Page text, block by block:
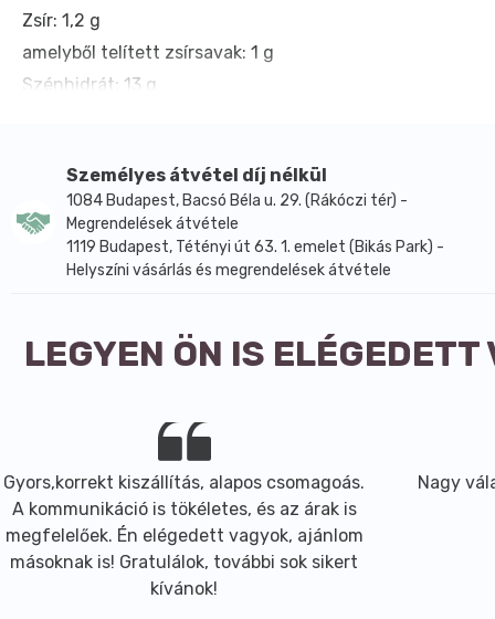
Zsír: 1,2 g
amelyből telített zsírsavak: 1 g
Szénhidrát: 13 g
Só: 0,10 g
Személyes átvétel díj nélkül
1084 Budapest, Bacsó Béla u. 29. (Rákóczi tér) -
Megrendelések átvétele
1119 Budapest, Tétényi út 63. 1. emelet (Bikás Park) -
Helyszíni vásárlás és megrendelések átvétele
LEGYEN ÖN IS
Gyors,korrekt kiszállítás, alapos csomagoás.
A kommunikáció is tökéletes, és az árak is
megfelelőek. Én elégedett vagyok, ajánlom
másoknak is! Gratulálok, további sok sikert
kívánok!
Nagy